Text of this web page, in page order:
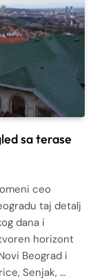
sa terase
ceo
taj detalj
dana i
horizont
Beograd i
Senjak, …